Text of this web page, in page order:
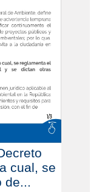
cual, se
de...